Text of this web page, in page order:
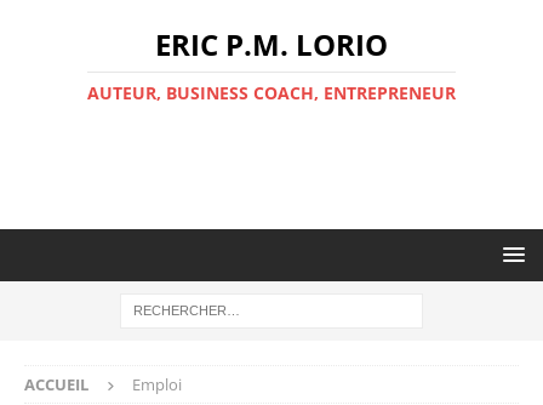
ERIC P.M. LORIO
AUTEUR, BUSINESS COACH, ENTREPRENEUR
ACCUEIL Emploi